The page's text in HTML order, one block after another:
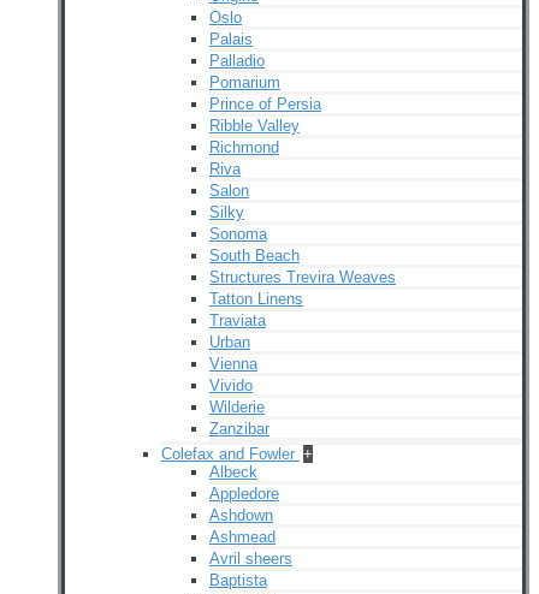
Oslo
Palais
Palladio
Pomarium
Prince of Persia
Ribble Valley
Richmond
Riva
Salon
Silky
Sonoma
South Beach
Structures Trevira Weaves
Tatton Linens
Traviata
Urban
Vienna
Vivido
Wilderie
Zanzibar
Colefax and Fowler +
Albeck
Appledore
Ashdown
Ashmead
Avril sheers
Baptista